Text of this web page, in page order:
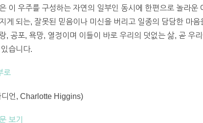
이 우주를 구성하는 자연의 일부인 동시에 한편으로 놀라
게 되는, 잘못된 믿음이나 미신을 버리고 일종의 담담한 마
, 공포, 욕망, 열정이며 이들이 바로 우리의 덧없는 삶, 곧 우
습니다.
로
디언, Charlotte Higgins)
보기